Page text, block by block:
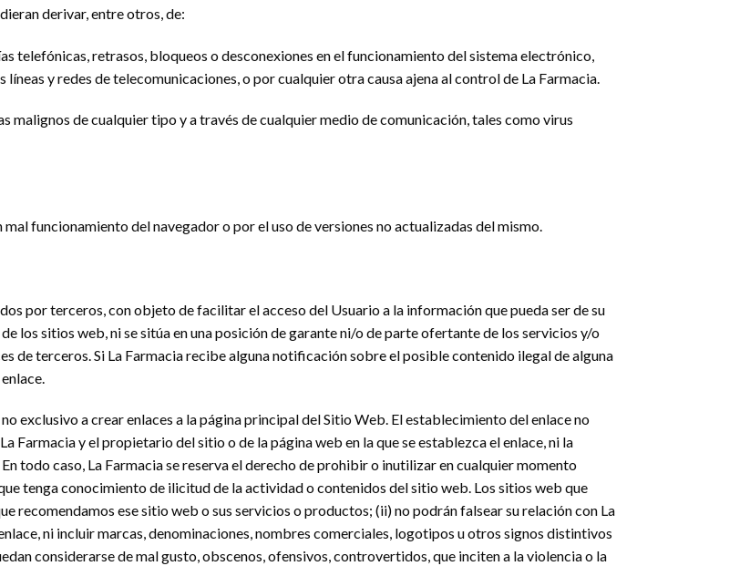
derivar, entre otros, de:
telefónicas, retrasos, bloqueos o desconexiones en el funcionamiento del sistema electrónico,
y redes de telecomunicaciones, o por cualquier otra causa ajena al control de La Farmacia.
malignos de cualquier tipo y a través de cualquier medio de comunicación, tales como virus
funcionamiento del navegador o por el uso de versiones no actualizadas del mismo.
por terceros, con objeto de facilitar el acceso del Usuario a la información que pueda ser de su
los sitios web, ni se sitúa en una posición de garante ni/o de parte ofertante de los servicios y/o
de terceros. Si La Farmacia recibe alguna notificación sobre el posible contenido ilegal de alguna
exclusivo a crear enlaces a la página principal del Sitio Web. El establecimiento del enlace no
Farmacia y el propietario del sitio o de la página web en la que se establezca el enlace, ni la
todo caso, La Farmacia se reserva el derecho de prohibir o inutilizar en cualquier momento
tenga conocimiento de ilicitud de la actividad o contenidos del sitio web. Los sitios web que
recomendamos ese sitio web o sus servicios o productos; (ii) no podrán falsear su relación con La
ni incluir marcas, denominaciones, nombres comerciales, logotipos u otros signos distintivos
considerarse de mal gusto, obscenos, ofensivos, controvertidos, que inciten a la violencia o la